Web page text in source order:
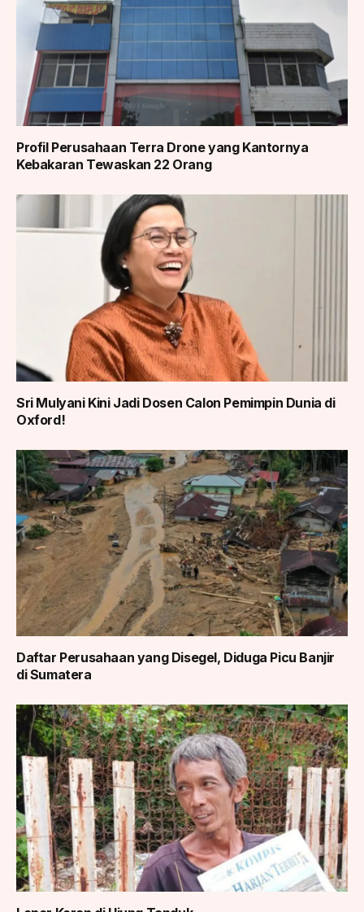
Profil Perusahaan Terra Drone yang Kantornya
Kebakaran Tewaskan 22 Orang
Sri Mulyani Kini Jadi Dosen Calon Pemimpin Dunia di
Oxford!
Daftar Perusahaan yang Disegel, Diduga Picu Banjir
di Sumatera